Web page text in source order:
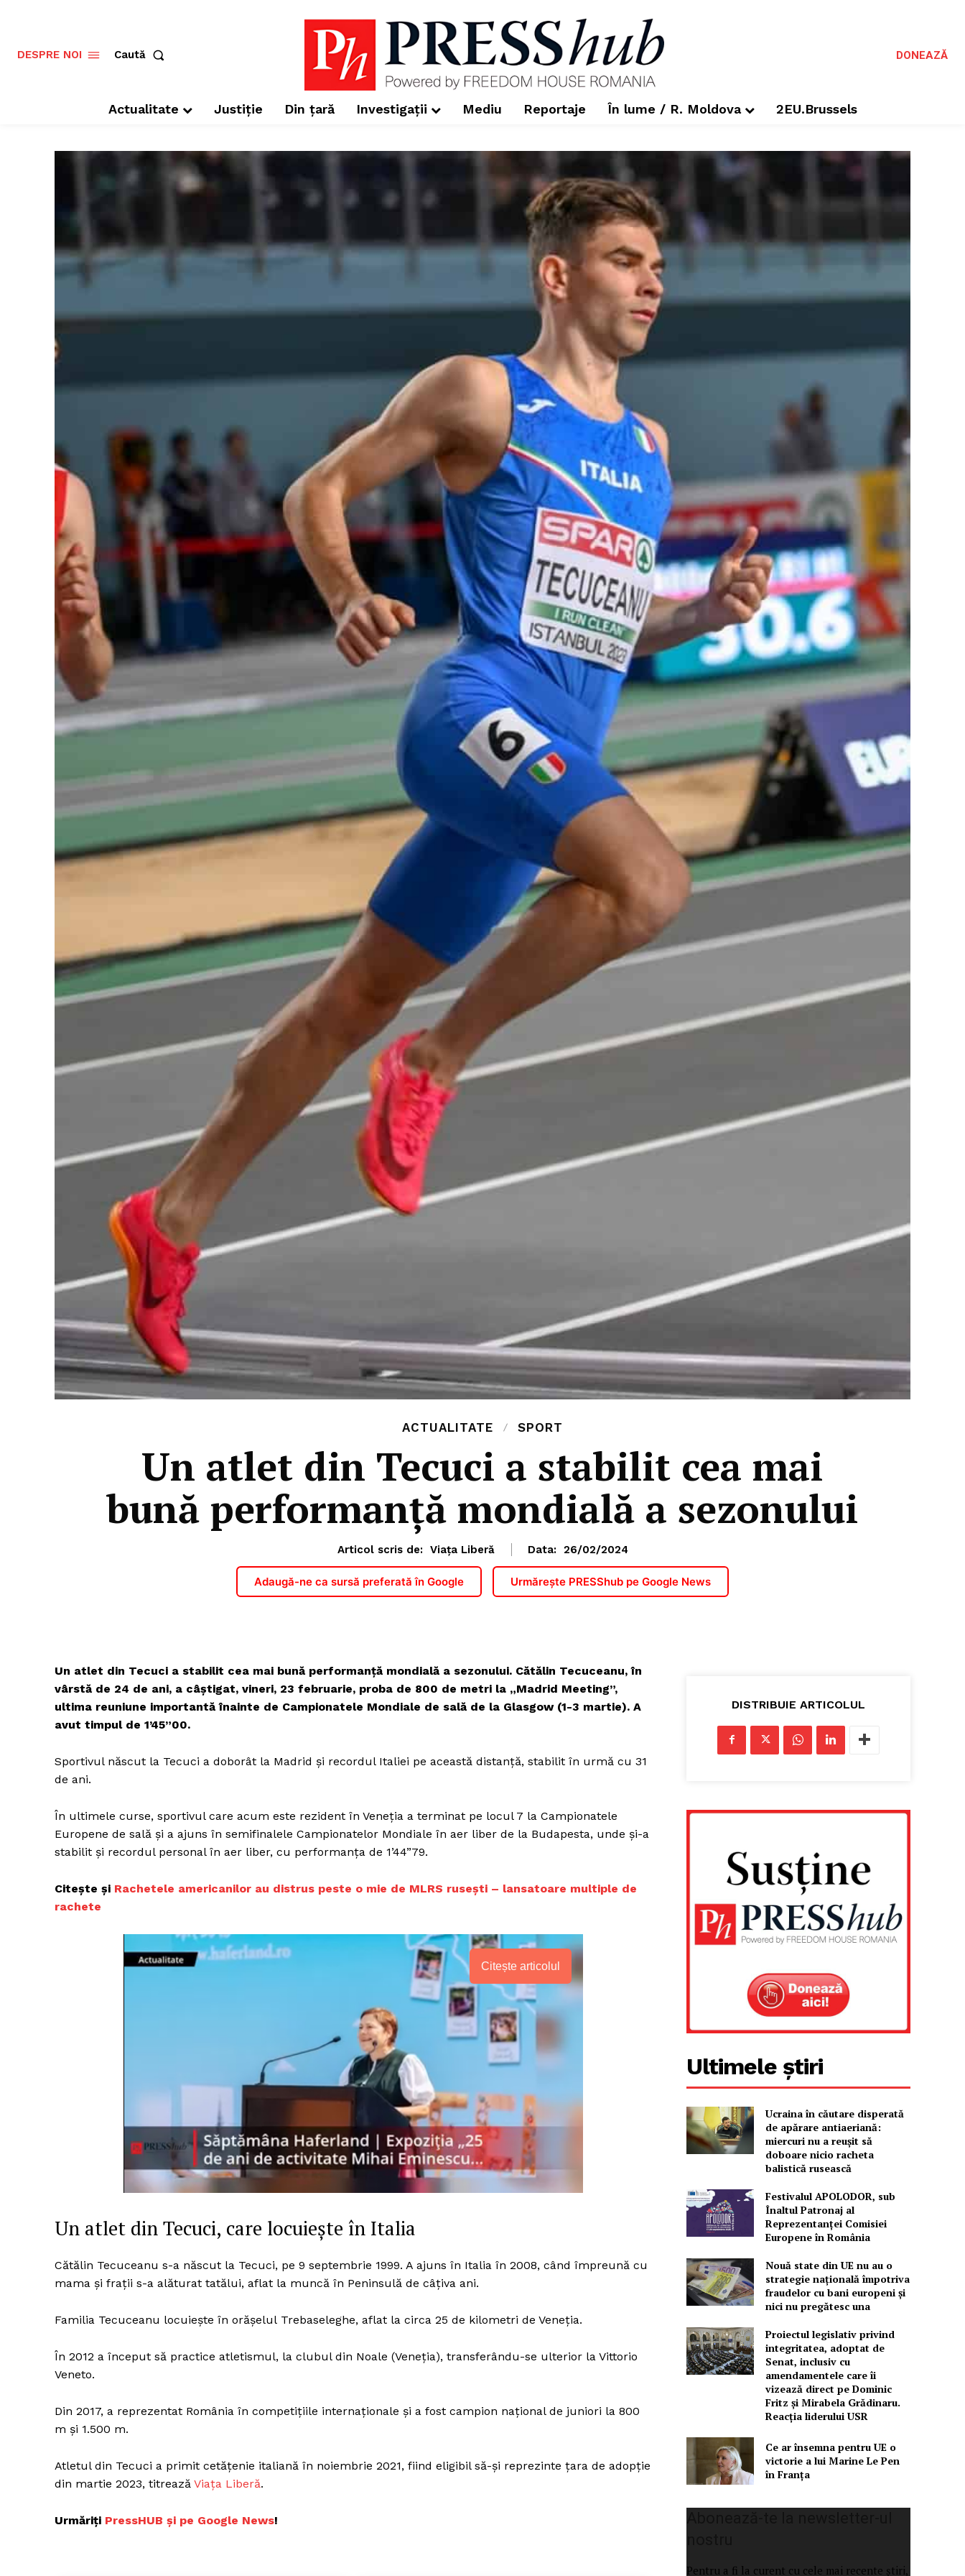
Un proiect
FREEDOM HOUSE
ROMÂNIA
PRESShub
Despre noi / Echipa
DESPRE NOI Caută DONEAZĂ
Actualitate Justiție Din țară Investigații Mediu Reportaje În lume / R. Moldova 2EU.Brussels
ACTUALITATE SPORT
Un atlet din Tecuci a stabilit cea mai
bună performanță mondială a sezonului
Articol scris de: Viața Liberă Data: 26/02/2024
Adaugă-ne ca sursă preferată în Google Urmărește PRESShub pe Google News
Un atlet din Tecuci a stabilit cea mai bună performanță mondială a sezonului. Cătălin Tecuceanu, în
vârstă de 24 de ani, a câştigat, vineri, 23 februarie, proba de 800 de metri la „Madrid Meeting”,
ultima reuniune importantă înainte de Campionatele Mondiale de sală de la Glasgow (1-3 martie). A
avut timpul de 1’45”00.
Sportivul născut la Tecuci a doborât la Madrid şi recordul Italiei pe această distanță, stabilit în urmă cu 31
de ani.
În ultimele curse, sportivul care acum este rezident în Veneția a terminat pe locul 7 la Campionatele
Europene de sală și a ajuns în semifinalele Campionatelor Mondiale în aer liber de la Budapesta, unde şi-a
stabilit şi recordul personal în aer liber, cu performanţa de 1’44”79.
Citește și Rachetele americanilor au distrus peste o mie de MLRS rusești – lansatoare multiple de
rachete
Citește articolul
Un atlet din Tecuci, care locuiește în Italia
Cătălin Tecuceanu s-a născut la Tecuci, pe 9 septembrie 1999. A ajuns în Italia în 2008, când împreună cu
mama și frații s-a alăturat tatălui, aflat la muncă în Peninsulă de câțiva ani.
Familia Tecuceanu locuieşte în orăşelul Trebaseleghe, aflat la circa 25 de kilometri de Veneţia.
În 2012 a început să practice atletismul, la clubul din Noale (Veneţia), transferându-se ulterior la Vittorio
Veneto.
Din 2017, a reprezentat România în competițiile internaționale şi a fost campion naţional de juniori la 800
m și 1.500 m.
Atletul din Tecuci a primit cetățenie italiană în noiembrie 2021, fiind eligibil să-şi reprezinte ţara de adopţie
din martie 2023, titrează Viața Liberă.
Urmăriți PressHUB și pe Google News!
DISTRIBUIE ARTICOLUL
Ultimele știri
Ucraina în căutare disperată
de apărare antiaeriană:
miercuri nu a reușit să
doboare nicio racheta
balistică rusească
Festivalul APOLODOR, sub
Înaltul Patronaj al
Reprezentanței Comisiei
Europene în România
Nouă state din UE nu au o
strategie națională împotriva
fraudelor cu bani europeni și
nici nu pregătesc una
Proiectul legislativ privind
integritatea, adoptat de
Senat, inclusiv cu
amendamentele care îi
vizează direct pe Dominic
Fritz și Mirabela Grădinaru.
Reacția liderului USR
Ce ar însemna pentru UE o
victorie a lui Marine Le Pen
în Franța
Pentru a fi la curent cu cele mai recente știri,